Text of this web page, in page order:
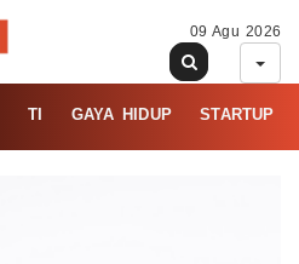
09 Agu 2026
TI GAYA HIDUP STARTUP